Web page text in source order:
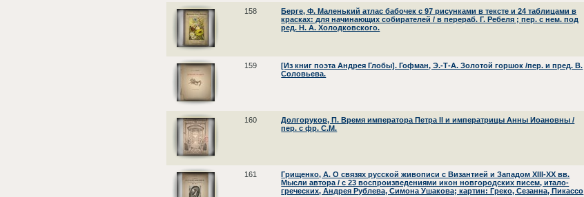
158
Берге, Ф. Маленький атлас бабочек с 97 рисунками в тексте и 24 таблицами в
красках: для начинающих собирателей / в перераб. Г. Ребеля ; пер. с нем. под
ред. Н. А. Холодковского.
159
[Из книг поэта Андрея Глобы]. Гофман, Э.-Т-А. Золотой горшок /пер. и пред. В.
Соловьева.
160
Долгоруков, П. Время императора Петра II и императрицы Анны Иоановны /
пер. с фр. С.М.
161
Грищенко, А. О связях русской живописи с Византией и Западом XIII-XX вв.
Мысли автора / с 23 воспроизведениями икон новгородских писем, итало-
греческих, Андрея Рублева, Симона Ушакова; картин: Греко, Сезанна, Пикассо